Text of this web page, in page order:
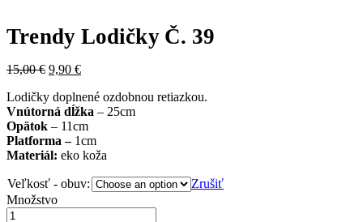
Trendy Lodičky Č. 39
15,00€ 9,90 €
Lodičky doplnené ozdobnou retiazkou.
Vnútorná dĺžka – 25cm
Opätok – 11cm
Platforma –1cm
Materiál: eko koža
Veľkosť - obuv:
Zrušiť
Množstvo